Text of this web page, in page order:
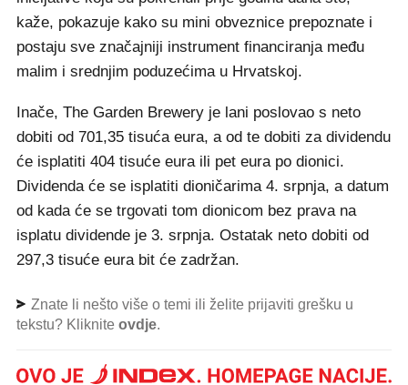
kaže, pokazuje kako su mini obveznice prepoznate i
postaju sve značajniji instrument financiranja među
malim i srednjim poduzećima u Hrvatskoj.
Inače, The Garden Brewery je lani poslovao s neto
dobiti od 701,35 tisuća eura, a od te dobiti za dividendu
će isplatiti 404 tisuće eura ili pet eura po dionici.
Dividenda će se isplatiti dioničarima 4. srpnja, a datum
od kada će se trgovati tom dionicom bez prava na
isplatu dividende je 3. srpnja. Ostatak neto dobiti od
297,3 tisuće eura bit će zadržan.
Znate li nešto više o temi ili želite prijaviti grešku u
tekstu? Kliknite ovdje.